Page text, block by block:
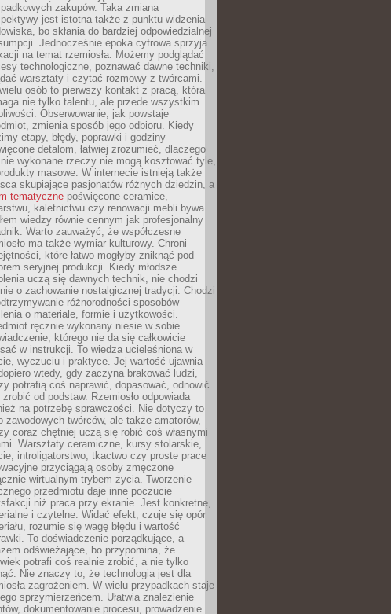
zakupów. Taka zmiana
jest istotna także z punktu widzenia
bo skłania do bardziej odpowiedzialnej
Jednocześnie epoka cyfrowa sprzyja
na temat rzemiosła. Możemy podglądać
technologiczne, poznawać dawne techniki,
warsztaty i czytać rozmowy z twórcami.
osób to pierwszy kontakt z pracą, która
nie tylko talentu, ale przede wszystkim
Obserwowanie, jak powstaje
zmienia sposób jego odbioru. Kiedy
etapy, błędy, poprawki i godziny
detalom, łatwiej zrozumieć, dlaczego
wykonane rzeczy nie mogą kosztować tyle,
masowe. W internecie istnieją także
skupiające pasjonatów różnych dziedzin, a
tematyczne poświęcone ceramice,
kaletnictwu czy renowacji mebli bywa
wiedzy równie cennym jak profesjonalny
Warto zauważyć, że współczesne
ma także wymiar kulturowy. Chroni
które łatwo mogłyby zniknąć pod
seryjnej produkcji. Kiedy młodsze
uczą się dawnych technik, nie chodzi
o zachowanie nostalgicznej tradycji. Chodzi
różnorodności sposobów
o materiale, formie i użytkowości.
ręcznie wykonany niesie w sobie
którego nie da się całkowicie
w instrukcji. To wiedza ucieleśniona w
wyczuciu i praktyce. Jej wartość ujawnia
wtedy, gdy zaczyna brakować ludzi,
potrafią coś naprawić, dopasować, odnowić
zrobić od podstaw. Rzemiosło odpowiada
na potrzebę sprawczości. Nie dotyczy to
zawodowych twórców, ale także amatorów,
coraz chętniej uczą się robić coś własnymi
Warsztaty ceramiczne, kursy stolarskie,
introligatorstwo, tkactwo czy proste prace
przyciągają osoby zmęczone
wirtualnym trybem życia. Tworzenie
przedmiotu daje inne poczucie
niż praca przy ekranie. Jest konkretne,
i czytelne. Widać efekt, czuje się opór
rozumie się wagę błędu i wartość
To doświadczenie porządkujące, a
odświeżające, bo przypomina, że
potrafi coś realnie zrobić, a nie tylko
Nie znaczy to, że technologia jest dla
zagrożeniem. W wielu przypadkach staje
sprzymierzeńcem. Ułatwia znalezienie
dokumentowanie procesu, prowadzenie